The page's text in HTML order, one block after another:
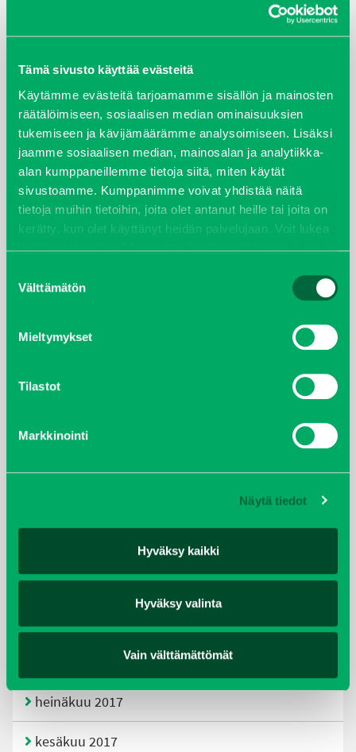
Tämä sivusto käyttää evästeitä
Käytämme evästeitä tarjoamamme sisällön ja mainosten
räätälöimiseen, sosiaalisen median ominaisuuksien
tukemiseen ja kävijämäärämme analysoimiseen. Lisäksi
jaamme sosiaalisen median, mainosalan ja analytiikka-
alan kumppaneillemme tietoja siitä, miten käytät
sivustoamme. Kumppanimme voivat yhdistää näitä
tietoja muihin tietoihin, joita olet antanut heille tai joita on
kerätty, kun olet käyttänyt heidän palvelujaan. Voit lukea
lisää evästeistä sekä muuttaa hyväksyntääsievästeet
valinta
Välttämätön
Mieltymykset
Tilastot
Markkinointi
Näytä tiedot
Hyväksy kaikki
Hyväksy valinta
Vain välttämättömät
elokuu 2024
syyskuu 2023
joulukuu 2022
huhtikuu 2022
helmikuu 2022
kesäkuu 2021
tammikuu 2021
elokuu 2018
tammikuu 2018
heinäkuu 2017
kesäkuu 2017